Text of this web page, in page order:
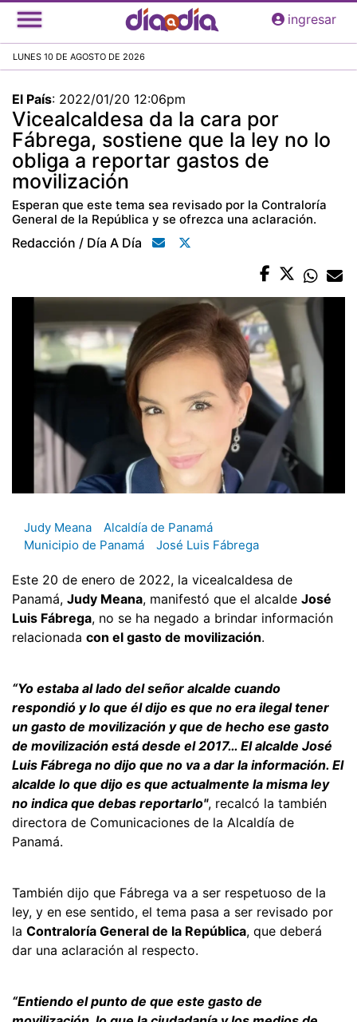
Pasar
al
principal
ingresar
LUNES 10 DE AGOSTO DE 2026
El País: 2022/01/20 12:06pm
Vicealcaldesa da la cara por
Fábrega, sostiene que la ley no lo
obliga a reportar gastos de
movilización
Esperan que este tema sea revisado por la Contraloría
General de la República y se ofrezca una aclaración.
Redacción / Día A Día
Judy Meana
Alcaldía de Panamá
Municipio de Panamá
José Luis Fábrega
Este 20 de enero de 2022, la vicealcaldesa de
Panamá, Judy Meana, manifestó que el alcalde José
Luis Fábrega, no se ha negado a brindar información
relacionada con el gasto de movilización.
“Yo estaba al lado del señor alcalde cuando
respondió y lo que él dijo es que no era ilegal tener
un gasto de movilización y que de hecho ese gasto
de movilización está desde el 2017… El alcalde José
Luis Fábrega no dijo que no va a dar la información. El
alcalde lo que dijo es que actualmente la misma ley
no indica que debas reportarlo", recalcó la también
directora de Comunicaciones de la Alcaldía de
Panamá.
También dijo que Fábrega va a ser respetuoso de la
ley, y en ese sentido, el tema pasa a ser revisado por
la Contraloría General de la República, que deberá
dar una aclaración al respecto.
“Entiendo el punto de que este gasto de